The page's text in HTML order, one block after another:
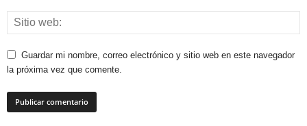
Guardar mi nombre, correo electrónico y sitio web en este navegador
la próxima vez que comente.